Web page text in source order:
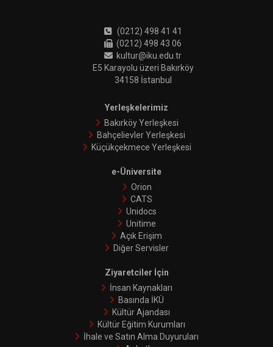
(0212) 498 41 41
(0212) 498 43 06
kultur@iku.edu.tr
E5 Karayolu üzeri Bakırköy
34158 İstanbul
Yerleşkelerimiz
Bakırköy Yerleşkesi
Bahçelievler Yerleşkesi
Küçükçekmece Yerleşkesi
e-Üniversite
Orion
CATS
Unidocs
Unitime
Açık Erişim
Diğer Servisler
Ziyaretciler İçin
İnsan Kaynakları
Basında İKÜ
Kültür Ajandası
Kültür Eğitim Kurumları
İhale ve Satın Alma Duyuruları